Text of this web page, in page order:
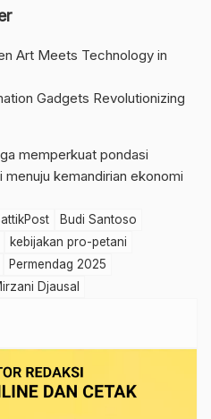
Art Meets Technology in
Gadgets Revolutionizing
memperkuat pondasi
kemandirian ekonomi
Budi Santoso
kebijakan pro-petani
Permendag 2025
Djausal